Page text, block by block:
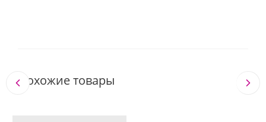
Похожие товары